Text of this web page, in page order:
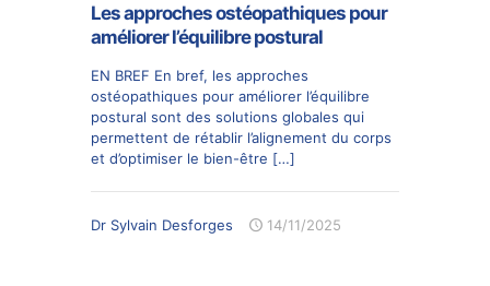
Les approches ostéopathiques pour
améliorer l’équilibre postural
EN BREF En bref, les approches
ostéopathiques pour améliorer l’équilibre
postural sont des solutions globales qui
permettent de rétablir l’alignement du corps
et d’optimiser le bien-être […]
Dr Sylvain Desforges 14/11/2025